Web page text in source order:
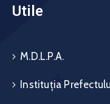
Utile
M.D.L.P.A.
Instituția